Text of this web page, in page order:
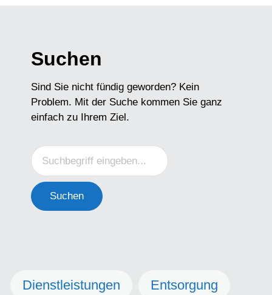
Suchen
Sind Sie nicht fündig geworden? Kein
Problem. Mit der Suche kommen Sie ganz
einfach zu Ihrem Ziel.
Suchen
Dienstleistungen Entsorgung